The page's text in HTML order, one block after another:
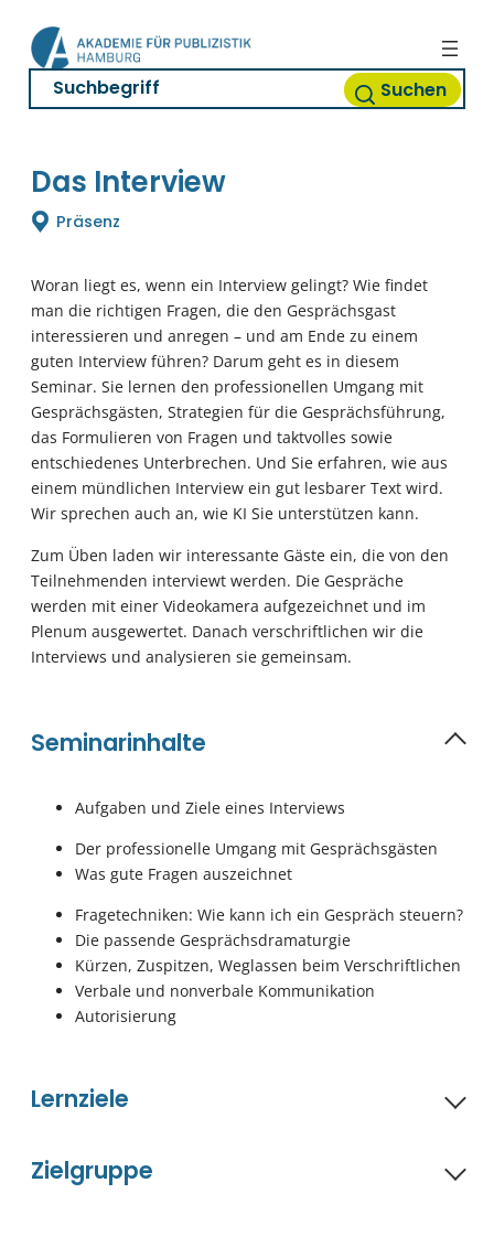
Inhalt
springen
Suchen
Das Interview
Präsenz
Woran liegt es, wenn ein Interview gelingt? Wie findet
man die richtigen Fragen, die den Gesprächsgast
interessieren und anregen – und am Ende zu einem
guten Interview führen? Darum geht es in diesem
Seminar. Sie lernen den professionellen Umgang mit
Gesprächsgästen, Strategien für die Gesprächsführung,
das Formulieren von Fragen und taktvolles sowie
entschiedenes Unterbrechen. Und Sie erfahren, wie aus
einem mündlichen Interview ein gut lesbarer Text wird.
Wir sprechen auch an, wie KI Sie unterstützen kann.
Zum Üben laden wir interessante Gäste ein, die von den
Teilnehmenden interviewt werden. Die Gespräche
werden mit einer Videokamera aufgezeichnet und im
Plenum ausgewertet. Danach verschriftlichen wir die
Interviews und analysieren sie gemeinsam.
Seminarinhalte
Aufgaben und Ziele eines Interviews
Der professionelle Umgang mit Gesprächsgästen
Was gute Fragen auszeichnet
Fragetechniken: Wie kann ich ein Gespräch steuern?
Die passende Gesprächsdramaturgie
Kürzen, Zuspitzen, Weglassen beim Verschriftlichen
Verbale und nonverbale Kommunikation
Autorisierung
Lernziele
Zielgruppe